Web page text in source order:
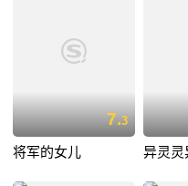
7.3
将军的女儿 异灵灵